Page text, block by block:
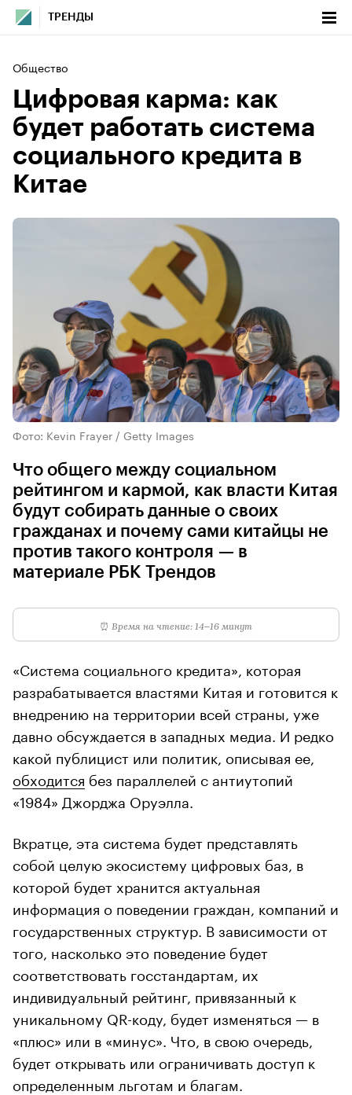
ТРЕНДЫ
Общество
Цифровая карма: как
будет работать система
социального кредита в
Китае
Фото: Kevin Frayer / Getty Images
Что общего между социальном
рейтингом и кармой, как власти Китая
будут собирать данные о своих
гражданах и почему сами китайцы не
против такого контроля — в
материале РБК Трендов
⏰ Время на чтение: 14–16 минут
«Система социального кредита», которая
разрабатывается властями Китая и готовится к
внедрению на территории всей страны, уже
давно обсуждается в западных медиа. И редко
какой публицист или политик, описывая ее,
обходится без параллелей с антиутопий
«1984» Джорджа Оруэлла.
Вкратце, эта система будет представлять
собой целую экосистему цифровых баз, в
которой будет хранится актуальная
информация о поведении граждан, компаний и
государственных структур. В зависимости от
того, насколько это поведение будет
соответствовать госстандартам, их
индивидуальный рейтинг, привязанный к
уникальному QR-коду, будет изменяться — в
«плюс» или в «минус». Что, в свою очередь,
будет открывать или ограничивать доступ к
определенным льготам и благам.